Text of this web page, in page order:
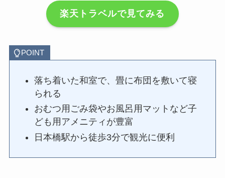
楽天トラベルで見てみる
POINT
落ち着いた和室で、畳に布団を敷いて寝
られる
おむつ用ごみ袋やお風呂用マットなど子
ども用アメニティが豊富
日本橋駅から徒歩3分で観光に便利